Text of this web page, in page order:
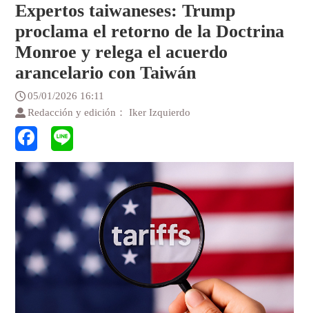
Expertos taiwaneses: Trump
proclama el retorno de la Doctrina
Monroe y relega el acuerdo
arancelario con Taiwán
05/01/2026 16:11
Redacción y edición： Iker Izquierdo